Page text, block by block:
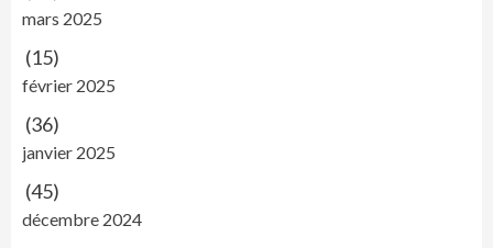
mars 2025
(15)
février 2025
(36)
janvier 2025
(45)
décembre 2024